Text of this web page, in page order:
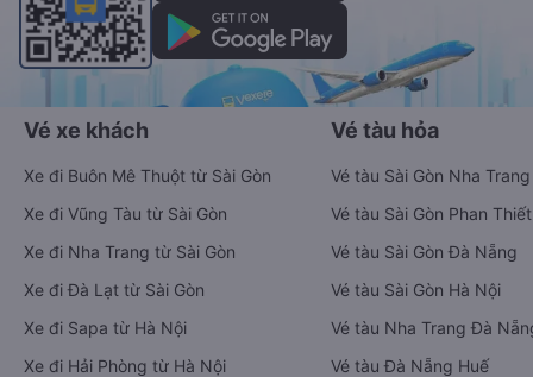
Vé xe khách
Xe đi Buôn Mê Thuột từ Sài Gòn
Xe đi Vũng Tàu từ Sài Gòn
Xe đi Nha Trang từ Sài Gòn
Xe đi Đà Lạt từ Sài Gòn
Xe đi Sapa từ Hà Nội
Xe đi Hải Phòng từ Hà Nội
Vé tàu hỏa
Vé tàu Sài Gòn Nha Trang
Vé tàu Sài Gòn Phan Thiết
Vé tàu Sài Gòn Đà Nẵng
Vé tàu Sài Gòn Hà Nội
Vé tàu Nha Trang Đà
Vé tàu Đà Nẵng Huế